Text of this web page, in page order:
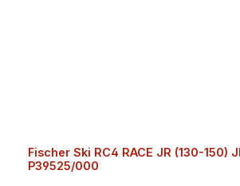
Fischer Ski RC4 RACE JR (130-150)
P39525/000